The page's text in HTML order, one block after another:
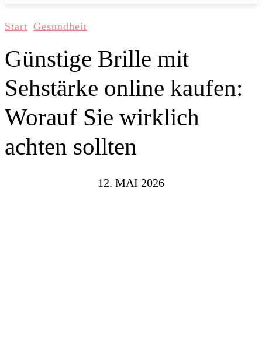
Start Gesundheit
Günstige Brille mit
Sehstärke online kaufen:
Worauf Sie wirklich
achten sollten
12. MAI 2026